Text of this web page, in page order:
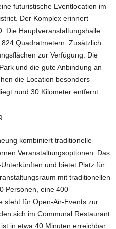
futuristische Eventlocation im
Der Komplex erinnert
Die Hauptveranstaltungshalle
Quadratmetern. Zusätzlich
zur Verfügung. Die
und die gute Anbindung an
die Location besonders
rund 30 Kilometer entfernt.
kombiniert traditionelle
Veranstaltungsoptionen. Das
und bietet Platz für
mit traditionellen
Personen, eine 400
steht für Open-Air-Events zur
sich im Communal Restaurant
in etwa 40 Minuten erreichbar.